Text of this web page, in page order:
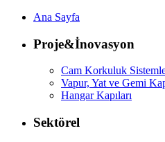
Ana Sayfa
Proje&İnovasyon
Cam Korkuluk
Vapur, Yat ve Gemi
Hangar Kapıları
Sektörel